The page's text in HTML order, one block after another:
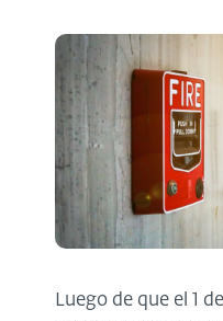
Luego de que el 1